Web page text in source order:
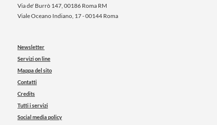
Via de' Burrò 147, 00186 Roma RM
Viale Oceano Indiano, 17 - 00144 Roma
Newsletter
Servizi on line
Mappa del sito
Contatti
Credits
Tutti i servizi
Social media policy